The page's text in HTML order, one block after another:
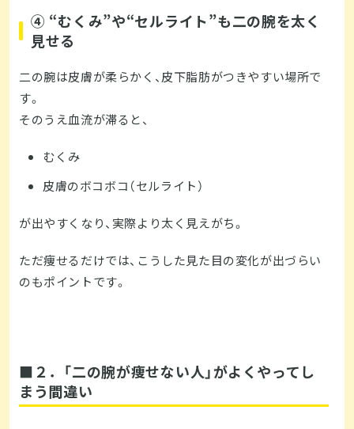
④ “むくみ”や“セルライト”も二の腕を太く
見せる
二の腕は皮膚が柔らかく、皮下脂肪がつきやすい場所で
す。
そのうえ血流が滞ると、
むくみ
皮膚のボコボコ（セルライト）
が出やすくなり、実際より太く見えがち。
ただ痩せるだけでは、こうした見た目の変化が出づらい
のもポイントです。
■２．「二の腕が痩せない人」がよくやってし
まう間違い